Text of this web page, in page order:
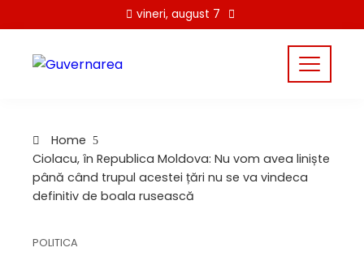
to
content
vineri, august 7
Home
Ciolacu, în Republica Moldova: Nu vom avea liniște
până când trupul acestei țări nu se va vindeca
definitiv de boala rusească
POLITICA